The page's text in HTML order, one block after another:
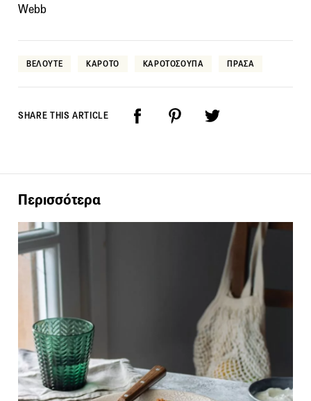
Webb
ΒΕΛΟΥΤΕ ΚΑΡΟΤΟ ΚΑΡΟΤΟΣΟΥΠΑ ΠΡΑΣΑ
SHARE THIS ARTICLE
Περισσότερα